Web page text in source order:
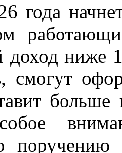
года
доход ниже
смогут